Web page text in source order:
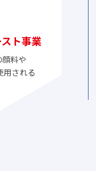
ト事業
料や
用される